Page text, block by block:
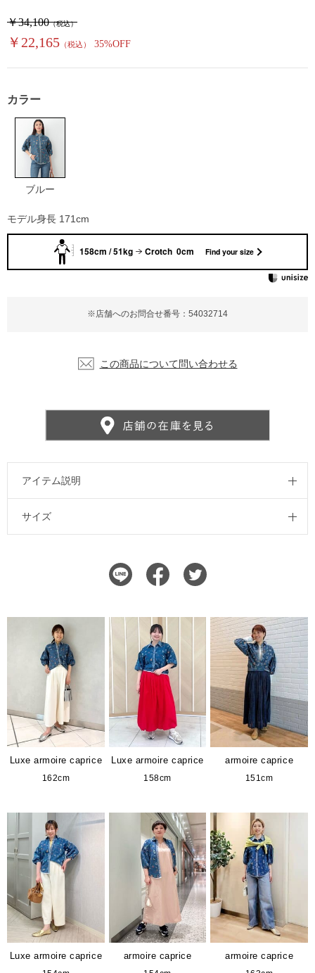
￥34,100（税込）
￥22,165 （税込） 35%OFF
※店舗へのお問合せ番号：54032714
カラー
ブルー
この商品について問い合わせる
モデル身長 171cm
アイテム説明
サイズ
158cm / 51kg Crotch 0cm Find your size
Luxe armoire caprice
162cm
Luxe armoire caprice
158cm
armoire caprice
151cm
Luxe armoire caprice armoire caprice armoire caprice